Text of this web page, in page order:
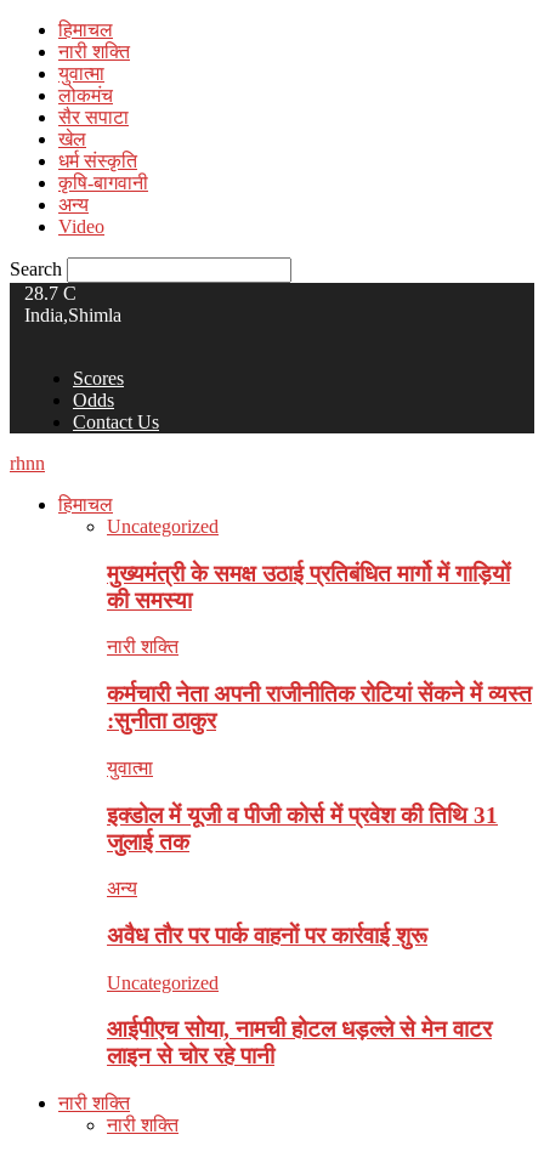
हिमाचल
नारी शक्ति
युवात्मा
लोकमंच
सैर सपाटा
खेल
धर्म संस्कृति
कृषि-बागवानी
अन्य
Video
Search
28.7 C
India,Shimla
Scores
Odds
Contact Us
rhnn
हिमाचल
Uncategorized
मुख्यमंत्री के समक्ष उठाई प्रतिबंधित मार्गो में गाड़ियों
की समस्या
नारी शक्ति
कर्मचारी नेता अपनी राजीनीतिक रोटियां सेंकने में व्यस्त
:सुनीता ठाकुर
युवात्मा
इक्डोल में यूजी व पीजी कोर्स में प्रवेश की तिथि 31
जुलाई तक
अन्य
अवैध ताैर पर पार्क वाहनाें पर कार्रवाई शुरू
Uncategorized
आईपीएच सोया, नामची होटल धड़ल्ले से मेन वाटर
लाइन से चोर रहे पानी
नारी शक्ति
नारी शक्ति